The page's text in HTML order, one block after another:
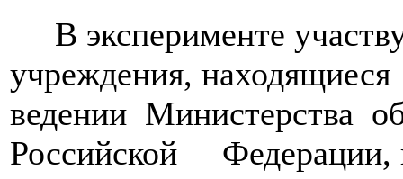
В эксперименте
учреждения,
ведении Министерства
Российской Федерации,